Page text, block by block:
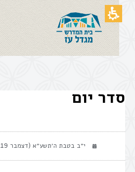
סדר יום
י״ב בטבת ה׳תשע״א (דצמבר 19, 2010)